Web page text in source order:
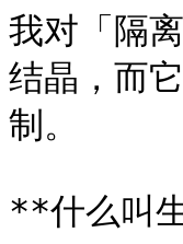
我对「隔
结晶，而
制。
**什么叫